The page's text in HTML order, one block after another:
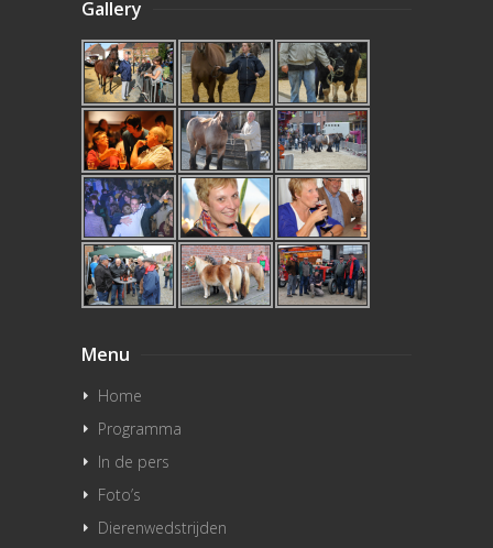
Gallery
Menu
Home
Programma
In de pers
Foto’s
Dierenwedstrijden